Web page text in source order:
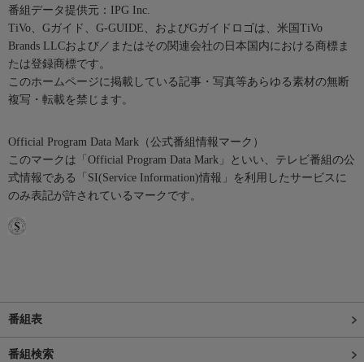
番組データ提供元：IPG Inc.
TiVo、Gガイド、G-GUIDE、およびGガイドロゴは、米国TiVo
Brands LLCおよび／またはその関連会社の日本国内における商標ま
たは登録商標です。
このホームページに掲載している記事・写真等あらゆる素材の無断
複写・転載を禁じます。
Official Program Data Mark（公式番組情報マーク）
このマークは「Official Program Data Mark」といい、テレビ番組の公
式情報である「SI(Service Information)情報」を利用したサービスに
のみ表記が許されているマークです。
番組表
番組検索